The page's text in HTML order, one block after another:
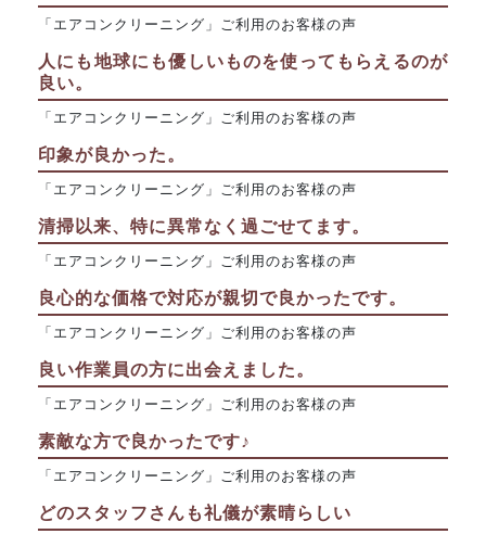
「エアコンクリーニング」ご利用のお客様の声
人にも地球にも優しいものを使ってもらえるのが
良い。
「エアコンクリーニング」ご利用のお客様の声
印象が良かった。
「エアコンクリーニング」ご利用のお客様の声
清掃以来、特に異常なく過ごせてます。
「エアコンクリーニング」ご利用のお客様の声
良心的な価格で対応が親切で良かったです。
「エアコンクリーニング」ご利用のお客様の声
良い作業員の方に出会えました。
「エアコンクリーニング」ご利用のお客様の声
素敵な方で良かったです♪
「エアコンクリーニング」ご利用のお客様の声
どのスタッフさんも礼儀が素晴らしい